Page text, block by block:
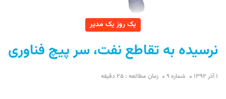
یک روز یک مدیر
نرسیده به تقاطع نفت، سر پیچ فناوری
۱ آذر ۱۳۹۲ شماره ۹ زمان مطالعه : ۲۵ دقیقه